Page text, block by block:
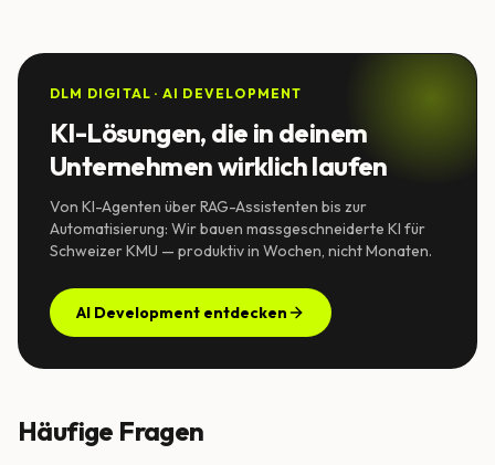
DLM DIGITAL · AI DEVELOPMENT
KI-Lösungen, die in deinem
Unternehmen wirklich laufen
Von KI-Agenten über RAG-Assistenten bis zur
Automatisierung: Wir bauen massgeschneiderte KI für
Schweizer KMU — produktiv in Wochen, nicht Monaten.
AI Development entdecken
Häufige Fragen